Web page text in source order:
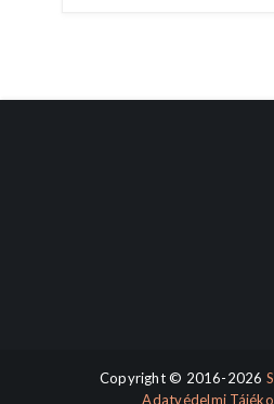
Copyright © 2016-2026
Adatvédelmi